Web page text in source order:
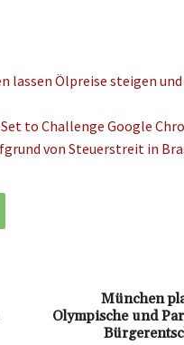
lassen Ölpreise steigen
to Challenge Google
von Steuerstreit in
München
Olympische und